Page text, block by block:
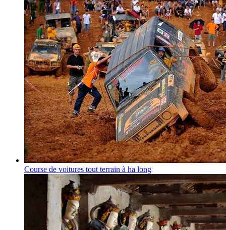
Course de voitures tout terrain à ha long